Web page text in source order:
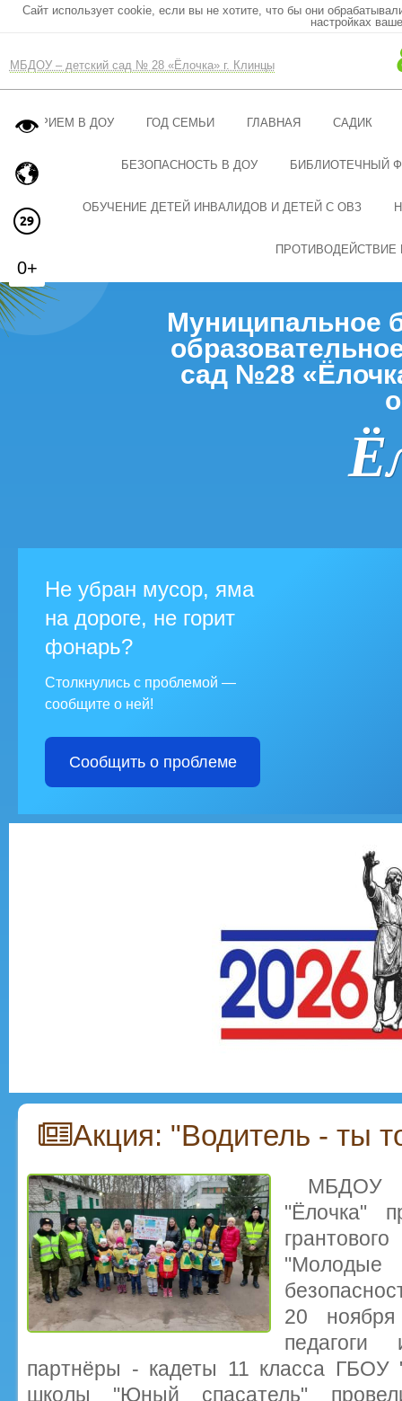
Сайт использует cookie, если вы не хотите, что бы они
настройках
МБДОУ – детский сад № 28 «Ёлочка» г. Клинцы
ПРИЕМ В ДОУ ГОД СЕМЬИ ГЛАВНАЯ САДИК
БЕЗОПАСНОСТЬ В ДОУ БИБЛИОТЕЧНЫЙ
ОБУЧЕНИЕ ДЕТЕЙ ИНВАЛИДОВ И ДЕТЕЙ С ОВЗ
ПРОТИВОДЕЙСТВИЕ
Муниципальное
сад №28
Не убран мусор, яма
на дороге, не горит
фонарь?
Столкнулись с проблемой —
сообщите о ней!
Сообщить о проблеме
Акция: "Водитель - ты
МБДОУ
"Ёлочка"
20 ноября
партнёры - кадеты 11 класса ГБОУ
школы "Юный спасатель"
0+